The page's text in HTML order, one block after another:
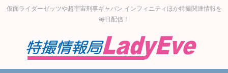
仮面ライダーゼッツや超宇宙刑事ギャバン インフィニティほか特撮関連情報を
毎日配信！